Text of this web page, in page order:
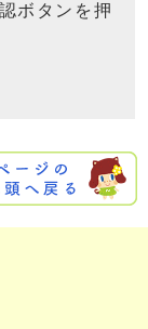
ボタンを押